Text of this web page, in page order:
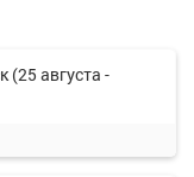
августа -